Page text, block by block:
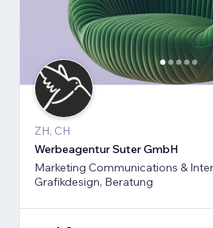
ZH, CH
Werbeagentur Suter GmbH
Marketing Communications &
Grafikdesign, Beratung